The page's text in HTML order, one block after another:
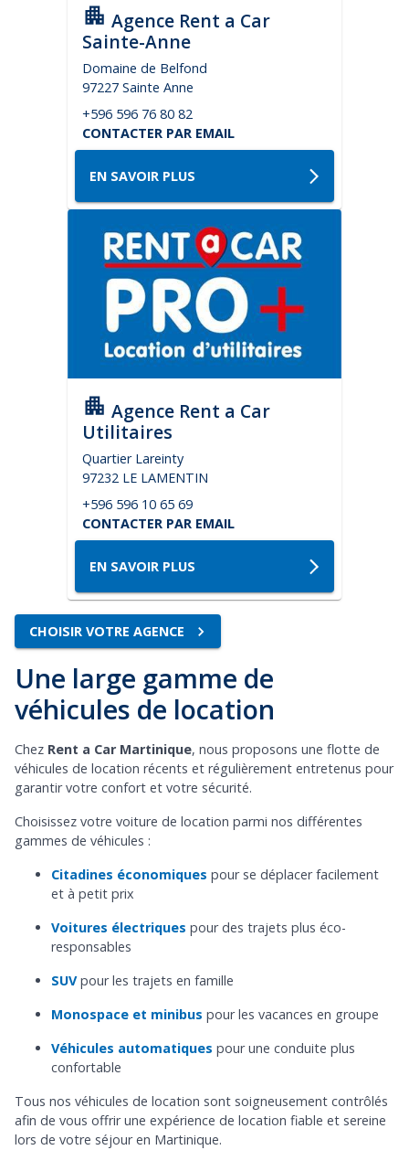
Agence Rent a Car
Sainte-Anne
Domaine de Belfond
97227 Sainte Anne
+596 596 76 80 82
CONTACTER PAR EMAIL
EN SAVOIR PLUS
Agence Rent a Car
Utilitaires
Quartier Lareinty
97232 LE LAMENTIN
+596 596 10 65 69
CONTACTER PAR EMAIL
EN SAVOIR PLUS
CHOISIR VOTRE AGENCE
Une large gamme de
véhicules de location
Chez Rent a Car Martinique, nous proposons une flotte de
véhicules de location récents et régulièrement entretenus pour
garantir votre confort et votre sécurité.
Choisissez votre voiture de location parmi nos différentes
gammes de véhicules :
Citadines économiques pour se déplacer facilement
et à petit prix
Voitures électriques pour des trajets plus éco-
responsables
SUV pour les trajets en famille
Monospace et minibus pour les vacances en groupe
Véhicules automatiques pour une conduite plus
confortable
Tous nos véhicules de location sont soigneusement contrôlés
afin de vous offrir une expérience de location fiable et sereine
lors de votre séjour en Martinique.